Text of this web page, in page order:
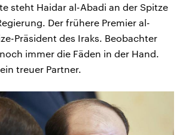
steht Haidar al-Abadi an der Spitze
Der frühere Premier al-
Präsident des Iraks. Beobachter
immer die Fäden in der Hand.
treuer Partner.